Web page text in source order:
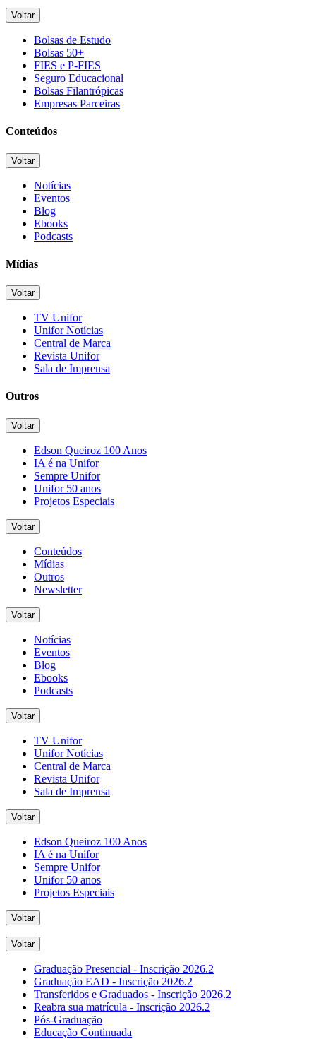
Voltar
Bolsas de Estudo
Bolsas 50+
FIES e P-FIES
Seguro Educacional
Bolsas Filantrópicas
Empresas Parceiras
Conteúdos
Voltar
Notícias
Eventos
Blog
Ebooks
Podcasts
Mídias
Voltar
TV Unifor
Unifor Notícias
Central de Marca
Revista Unifor
Sala de Imprensa
Outros
Voltar
Edson Queiroz 100 Anos
IA é na Unifor
Sempre Unifor
Unifor 50 anos
Projetos Especiais
Voltar
Conteúdos
Mídias
Outros
Newsletter
Voltar
Notícias
Eventos
Blog
Ebooks
Podcasts
Voltar
TV Unifor
Unifor Notícias
Central de Marca
Revista Unifor
Sala de Imprensa
Voltar
Edson Queiroz 100 Anos
IA é na Unifor
Sempre Unifor
Unifor 50 anos
Projetos Especiais
Voltar
Voltar
Graduação Presencial - Inscrição 2026.2
Graduação EAD - Inscrição 2026.2
Transferidos e Graduados - Inscrição 2026.2
Reabra sua matrícula - Inscrição 2026.2
Pós-Graduação
Educação Continuada